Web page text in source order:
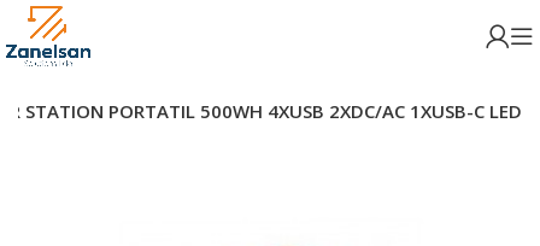
STATION PORTATIL 500WH 4XUSB 2XDC/AC 1XUSB-C LED